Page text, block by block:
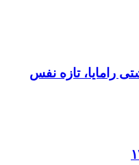
رامایا، تازه نفس